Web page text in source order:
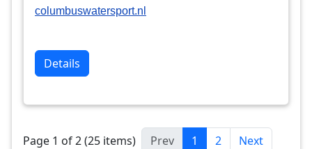
columbuswatersport.nl
Details
Page 1 of 2 (25 items) Prev 1 2 Next